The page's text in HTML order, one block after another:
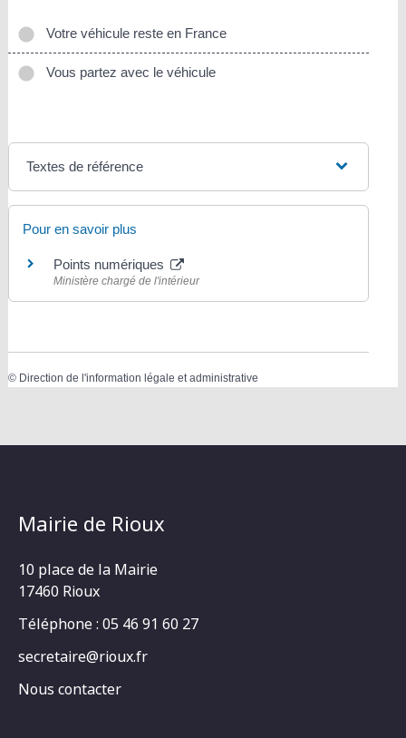
Votre véhicule reste en France
Vous partez avec le véhicule
Textes de référence
Pour en savoir plus
Points numériques
Ministère chargé de l'intérieur
© Direction de l'information légale et administrative
Mairie de Rioux
10 place de la Mairie
17460 Rioux
Téléphone : 05 46 91 60 27
secretaire@rioux.fr
Nous contacter